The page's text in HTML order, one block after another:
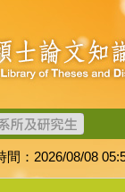
間：2026/08/08